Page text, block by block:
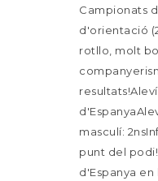
Campionats
d'orientació
rotllo, molt
masculí:
punt del
d'Espanya